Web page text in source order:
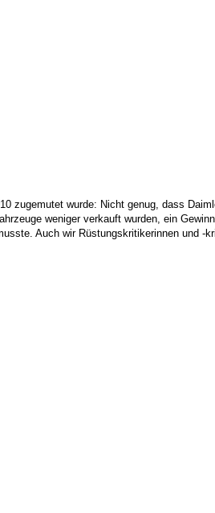
zugemutet wurde: Nicht genug, dass
weniger verkauft wurden, ein
Auch wir Rüstungskritikerinnen und -